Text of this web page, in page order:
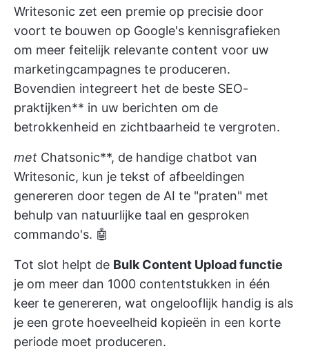
Writesonic zet een premie op precisie door
voort te bouwen op Google's kennisgrafieken
om meer feitelijk relevante content voor uw
marketingcampagnes te produceren.
Bovendien integreert het de beste SEO-
praktijken** in uw berichten om de
betrokkenheid en zichtbaarheid te vergroten.
met Chatsonic**, de handige chatbot van
Writesonic, kun je tekst of afbeeldingen
genereren door tegen de AI te "praten" met
behulp van natuurlijke taal en gesproken
commando's. 🤖
Tot slot helpt de Bulk Content Upload functie
je om meer dan 1000 contentstukken in één
keer te genereren, wat ongelooflijk handig is als
je een grote hoeveelheid kopieën in een korte
periode moet produceren.